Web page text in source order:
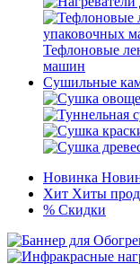
Тефлоновые
машин
Сушильные
Новинка
Хит Хиты
% Скидки